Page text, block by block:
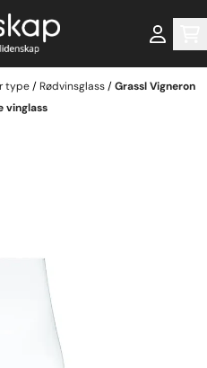
type/ Rødvinsglass/Grassl Vigneron
vinglass